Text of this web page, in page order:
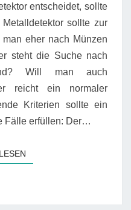
entscheidet, sollte
sollte zur
eher nach Münzen
steht die Suche nach
Will man auch
reicht ein normaler
Kriterien sollte ein
Fälle erfüllen: Der…
WEITERLESEN